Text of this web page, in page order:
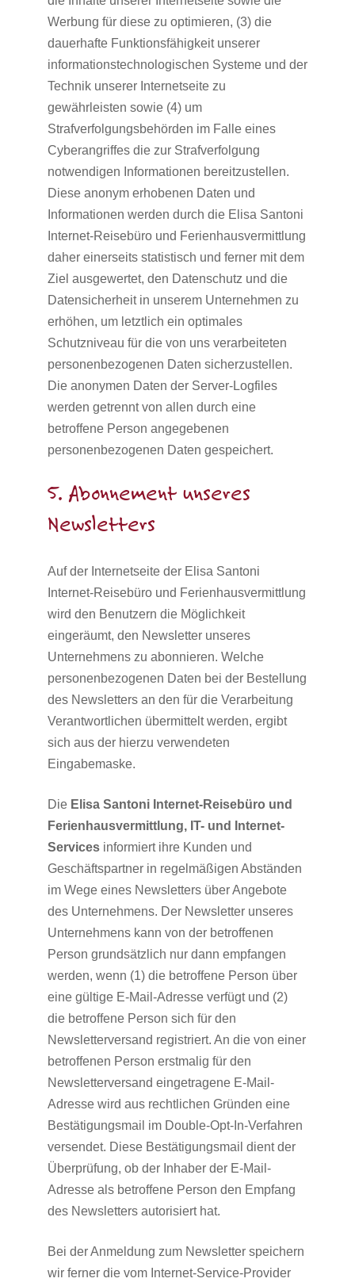
Werbung für diese zu optimieren, (3) die
dauerhafte Funktionsfähigkeit unserer
informationstechnologischen Systeme und der
Technik unserer Internetseite zu
gewährleisten sowie (4) um
Strafverfolgungsbehörden im Falle eines
Cyberangriffes die zur Strafverfolgung
notwendigen Informationen bereitzustellen.
Diese anonym erhobenen Daten und
Informationen werden durch die Elisa Santoni
Internet-Reisebüro und Ferienhausvermittlung
daher einerseits statistisch und ferner mit dem
Ziel ausgewertet, den Datenschutz und die
Datensicherheit in unserem Unternehmen zu
erhöhen, um letztlich ein optimales
Schutzniveau für die von uns verarbeiteten
personenbezogenen Daten sicherzustellen.
Die anonymen Daten der Server-Logfiles
werden getrennt von allen durch eine
betroffene Person angegebenen
personenbezogenen Daten gespeichert.
5. Abonnement unseres
Newsletters
Auf der Internetseite der Elisa Santoni
Internet-Reisebüro und Ferienhausvermittlung
wird den Benutzern die Möglichkeit
eingeräumt, den Newsletter unseres
Unternehmens zu abonnieren. Welche
personenbezogenen Daten bei der Bestellung
des Newsletters an den für die Verarbeitung
Verantwortlichen übermittelt werden, ergibt
sich aus der hierzu verwendeten
Eingabemaske.
Die Elisa Santoni Internet-Reisebüro und
Ferienhausvermittlung, IT- und Internet-
Servicesinformiert ihre Kunden und
Geschäftspartner in regelmäßigen Abständen
im Wege eines Newsletters über Angebote
des Unternehmens. Der Newsletter unseres
Unternehmens kann von der betroffenen
Person grundsätzlich nur dann empfangen
werden, wenn (1) die betroffene Person über
eine gültige E-Mail-Adresse verfügt und (2)
die betroffene Person sich für den
Newsletterversand registriert. An die von einer
betroffenen Person erstmalig für den
Newsletterversand eingetragene E-Mail-
Adresse wird aus rechtlichen Gründen eine
Bestätigungsmail im Double-Opt-In-Verfahren
versendet. Diese Bestätigungsmail dient der
Überprüfung, ob der Inhaber der E-Mail-
Adresse als betroffene Person den Empfang
des Newsletters autorisiert hat.
Bei der Anmeldung zum Newsletter speichern
wir ferner die vom Internet-Service-Provider